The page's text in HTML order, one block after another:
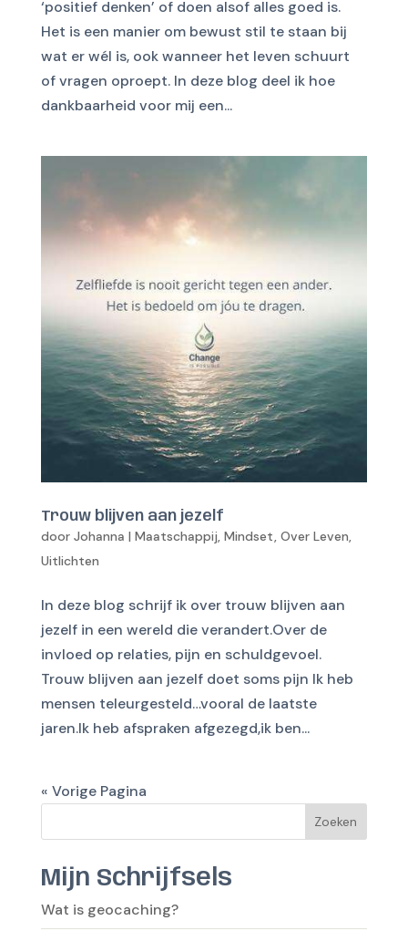
‘positief denken’ of doen alsof alles goed is.
Het is een manier om bewust stil te staan bij
wat er wél is, ook wanneer het leven schuurt
of vragen oproept. In deze blog deel ik hoe
dankbaarheid voor mij een...
Trouw blijven aan jezelf
door Johanna | Maatschappij, Mindset, Over Leven,
Uitlichten
In deze blog schrijf ik over trouw blijven aan
jezelf in een wereld die verandert.Over de
invloed op relaties, pijn en schuldgevoel.
Trouw blijven aan jezelf doet soms pijn Ik heb
mensen teleurgesteld…vooral de laatste
jaren.Ik heb afspraken afgezegd,ik ben...
« Vorige Pagina
Zoeken
Mijn Schrijfsels
Wat is geocaching?